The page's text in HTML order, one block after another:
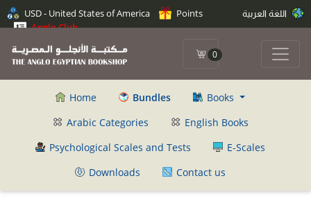
USD - United States of America
Points
Anglo Club
0
Home Bundles
Books
Arabic Categories
English Books
Psychological Scales and Tests
E-Scales
Downloads
Contact us